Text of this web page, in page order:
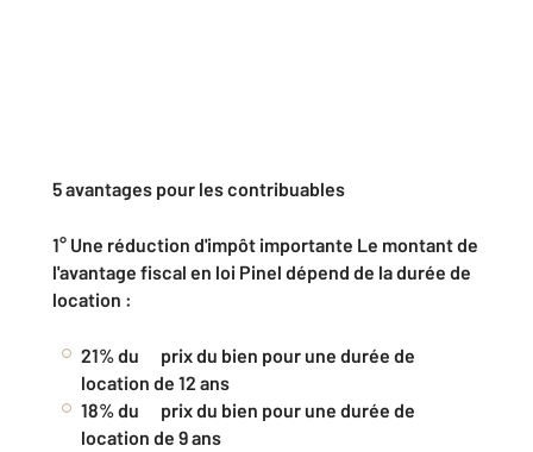
5 avantages pour les contribuables
1° Une réduction d'impôt importante Le montant de
l'avantage fiscal en loi Pinel dépend de la durée de
location :
21% du prix du bien pour une durée de
location de 12 ans
18% du prix du bien pour une durée de
location de 9 ans